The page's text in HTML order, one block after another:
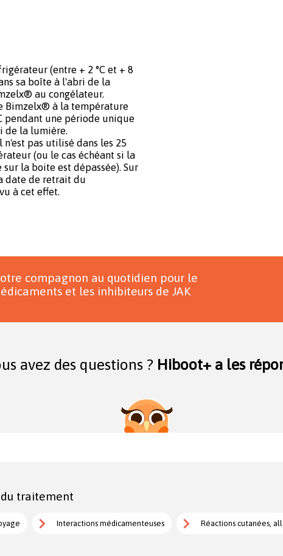
(entre + 2 °C et + 8
sa boîte à l'abri de la
au congélateur.
Bimzelx® à la température
pendant une période unique
de la lumière.
pas utilisé dans les 25
(ou le cas échéant si la
la boite est dépassée). Sur
date de retrait du
à cet effet.
compagnon au quotidien pour le
et les inhibiteurs de JAK
avez des questions ? Hiboot+ a les
traitement
Interactions médicamenteuses Réactions cutanées,